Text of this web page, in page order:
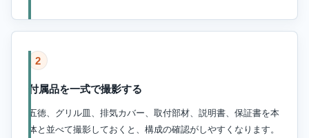
2
付属品を一式で撮影する
五徳、グリル皿、排気カバー、取付部材、説明書、保証書を本
体と並べて撮影しておくと、構成の確認がしやすくなります。